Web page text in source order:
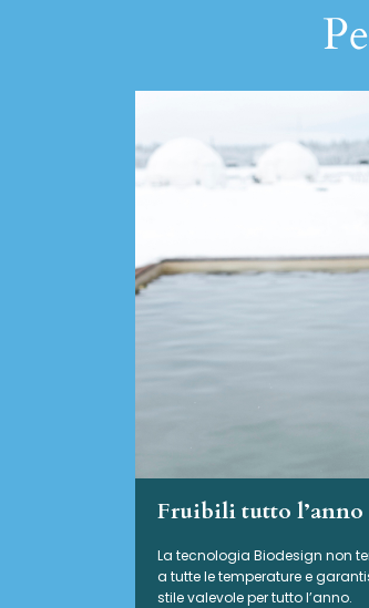
Fruibili tutto l’anno
La tecnologia Biodesign non
a tutte le temperature e
stile valevole per tutto l’anno.